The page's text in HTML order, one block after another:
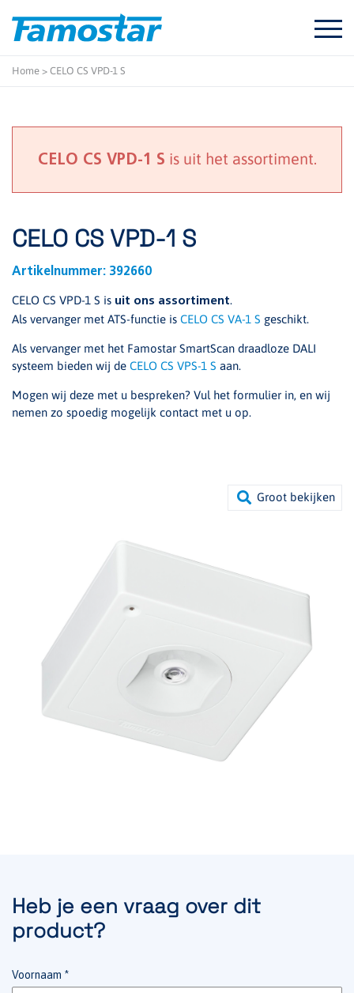
content
Home > CELO CS VPD-1 S
CELO CS VPD-1 S is uit het assortiment.
CELO CS VPD-1 S
Artikelnummer: 392660
CELO CS VPD-1 S is uit ons assortiment.
Als vervanger met ATS-functie is CELO CS VA-1 S geschikt.
Als vervanger met het Famostar SmartScan draadloze DALI
systeem bieden wij de CELO CS VPS-1 S aan.
Mogen wij deze met u bespreken? Vul het formulier in, en wij
nemen zo spoedig mogelijk contact met u op.
Heb je een vraag over dit
product?